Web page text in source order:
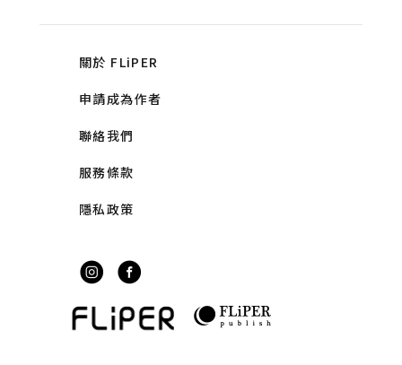
關於 FLiPER
申請成為作者
聯絡我們
服務條款
隱私政策